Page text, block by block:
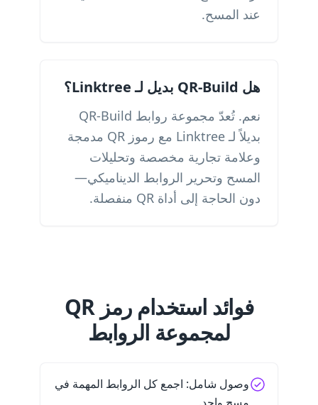
عند المسح.
هل QR-Build بديل لـ Linktree؟
نعم. تُعدّ مجموعة روابط QR-Build
بديلاً لـ Linktree مع رموز QR مدمجة
وعلامة تجارية مخصصة وتحليلات
المسح وتحرير الروابط الديناميكي—
دون الحاجة إلى أداة QR منفصلة.
فوائد استخدام رمز QR
لمجموعة الروابط
وصول شامل: اجمع كل الروابط المهمة في